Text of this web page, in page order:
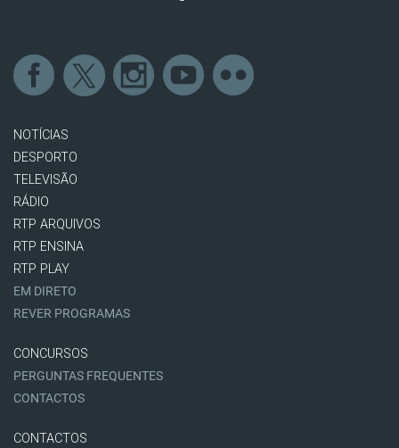
NOTÍCIAS
DESPORTO
TELEVISÃO
RÁDIO
RTP ARQUIVOS
RTP ENSINA
RTP PLAY
EM DIRETO
REVER PROGRAMAS
CONCURSOS
PERGUNTAS FREQUENTES
CONTACTOS
CONTACTOS